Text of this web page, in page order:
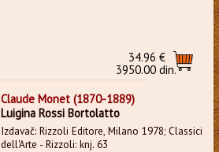
34.96 €
3950.00 din.
Claude Monet (1870-1889)
Luigina Rossi Bortolatto
Izdavač: Rizzoli Editore, Milano 1978; Classici
dell'Arte - Rizzoli: knj. 63